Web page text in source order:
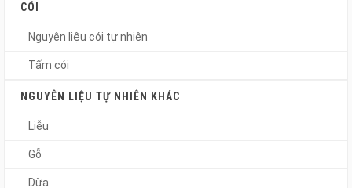
CÓI
Nguyên liệu cói tự nhiên
Tấm cói
NGUYÊN LIỆU TỰ NHIÊN KHÁC
Liễu
Gỗ
Dừa